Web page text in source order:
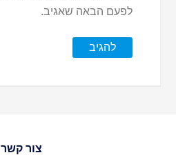
לפעם הבאה שאגיב.
צור קשר